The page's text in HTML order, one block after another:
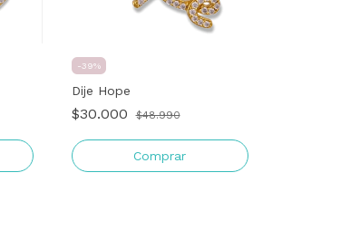
-39%
Dije Hope
$30.000 $48.990
Comprar